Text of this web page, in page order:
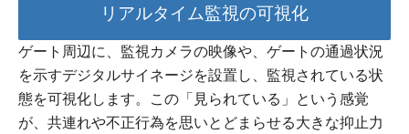
リアルタイム監視の可視化
ゲート周辺に、監視カメラの映像や、ゲートの通過状況
を示すデジタルサイネージを設置し、監視されている状
態を可視化します。この「見られている」という感覚
が、共連れや不正行為を思いとどまらせる大きな抑止力